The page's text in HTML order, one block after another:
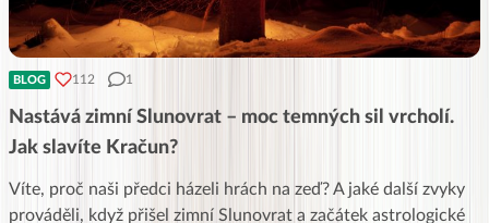
BLOG 112 1
Nastává zimní Slunovrat – moc temných sil vrcholí.
Jak slavíte Kračun?
Víte, proč naši předci házeli hrách na zeď? A jaké další zvyky
prováděli, když přišel zimní Slunovrat a začátek astrologické